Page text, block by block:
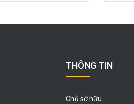
THÔNG TIN
Chủ sở hữu